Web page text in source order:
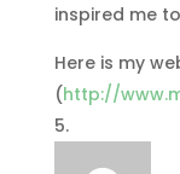
inspired me
Here is my
(http://